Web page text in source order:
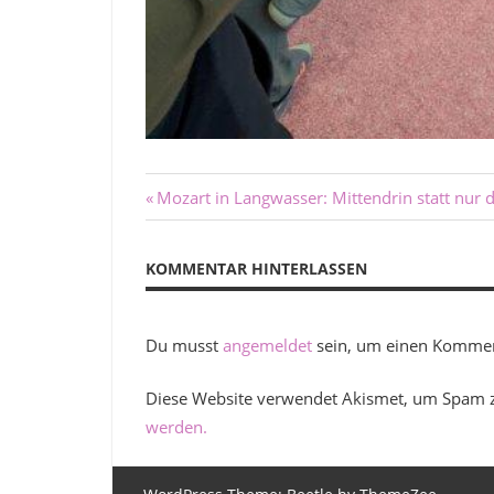
Beitragsnavigation
Vorheriger
Beitrag:
Mozart in Langwasser: Mittendrin statt nur
KOMMENTAR HINTERLASSEN
Du musst angemeldet sein, um einen
Diese Website verwendet Akismet, um Spam
werden.